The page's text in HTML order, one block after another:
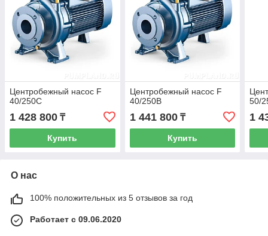
Центробежный насос F
40/250C
1 428 800 ₸
Купить
Центробежный насос F
40/250B
1 441 800₸
Купить
50/
1
О нас
100% положительных из 5 отзывов за год
Работает с 09.06.2020